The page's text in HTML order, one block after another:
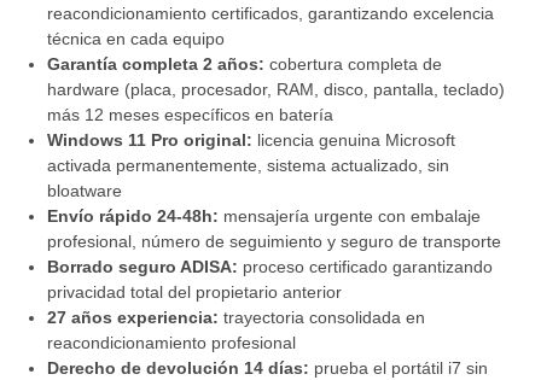
reacondicionamiento certificados, garantizando excelencia
técnica en cada equipo
Garantía completa 2 años: cobertura completa de
hardware (placa, procesador, RAM, disco, pantalla, teclado)
más 12 meses específicos en batería
Windows 11 Pro original: licencia genuina Microsoft
activada permanentemente, sistema actualizado, sin
bloatware
Envío rápido 24-48h: mensajería urgente con embalaje
profesional, número de seguimiento y seguro de transporte
Borrado seguro ADISA: proceso certificado garantizando
privacidad total del propietario anterior
27 años experiencia: trayectoria consolidada en
reacondicionamiento profesional
Derecho de devolución 14 días: prueba el portátil i7 sin